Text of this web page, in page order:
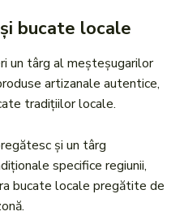
bucate locale
un târg al meșteșugarilor
artizanale autentice,
tradițiilor locale.
și un târg
specifice regiunii,
bucate locale pregătite de